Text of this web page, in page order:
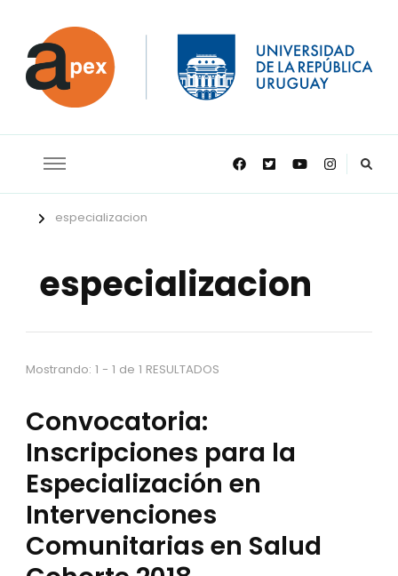
APEX
especializacion
especializacion
Mostrando: 1 - 1 de 1 RESULTADOS
Convocatoria:
Inscripciones para la
Especialización en
Intervenciones
Comunitarias en Salud